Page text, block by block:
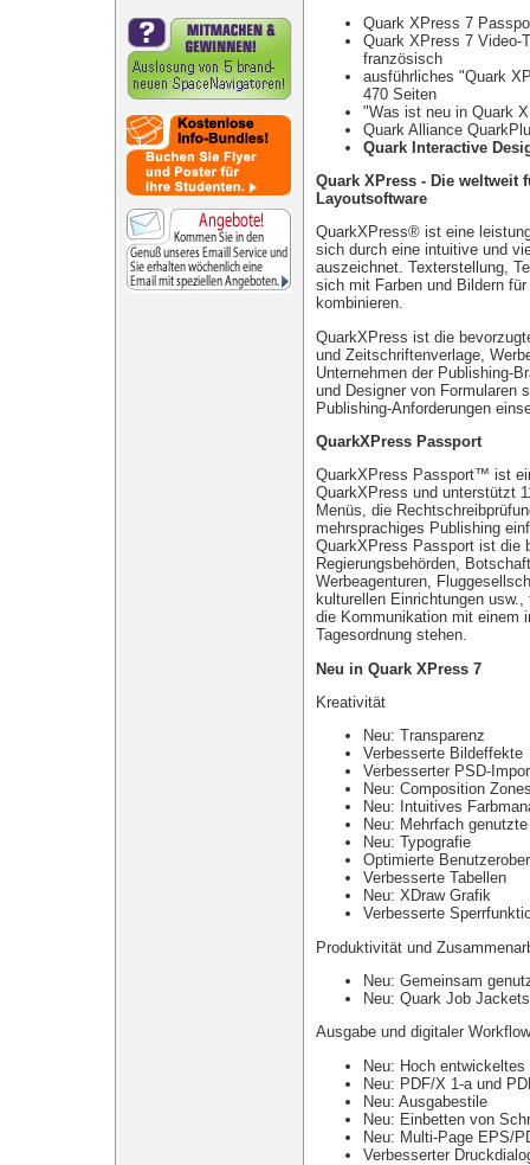
Quark XPress 7
Quark XPress 7 Video-
französisch
ausführliches "Quark
470 Seiten
"Was ist neu in Quark
Quark Alliance
Quark Interactive
Quark XPress - Die weltweit
Layoutsoftware
QuarkXPress® ist eine
sich durch eine intuitive und
auszeichnet. Texterstellung,
sich mit Farben und Bildern
kombinieren.
QuarkXPress ist die
und Zeitschriftenverlage,
Unternehmen der Publishing-
und Designer von Formularen
Publishing-Anforderungen
QuarkXPress Passport
QuarkXPress Passport™ ist
QuarkXPress und unterstützt
Menüs, die
mehrsprachiges Publishing
QuarkXPress Passport ist die
Regierungsbehörden,
Werbeagenturen,
kulturellen Einrichtungen
die Kommunikation mit einem
Tagesordnung stehen.
Neu in Quark XPress 7
Kreativität
Neu: Transparenz
Verbesserte Bildeffekte
Verbesserter PSD-
Neu: Composition
Neu: Intuitives
Neu: Mehrfach
Neu: Typografie
Optimierte
Verbesserte Tabellen
Neu: XDraw Grafik
Verbesserte
Produktivität und
Neu: Gemeinsam
Neu: Quark Job Jackets
Ausgabe und digitaler Workflow
Neu: Hoch entwickeltes
Neu: PDF/X 1-a und
Neu: Ausgabestile
Neu: Einbetten von
Neu: Multi-Page EPS/
Verbesserter